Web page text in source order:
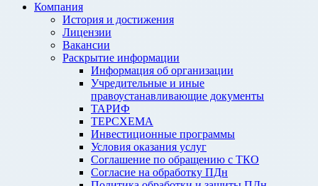
Компания
История и достижения
Лицензии
Вакансии
Раскрытие информации
Информация об организации
Учредительные и иные
правоустанавливающие документы
ТАРИФ
ТЕРСХЕМА
Инвестиционные программы
Условия оказания услуг
Соглашение по обращению с ТКО
Согласие на обработку ПДн